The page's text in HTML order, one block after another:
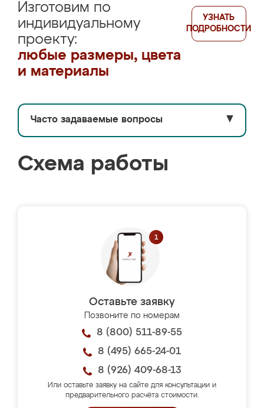
Изготовим по
индивидуальному
проекту:
любые размеры, цвета
и материалы
УЗНАТЬ
ПОДРОБНОСТИ
Часто задаваемые вопросы ▼
Схема работы
Оставьте заявку
Позвоните по номерам
8 (800) 511-89-55
8 (495) 665-24-01
8 (926) 409-68-13
Или оставьте заявку на сайте для консультации и
предварительного расчёта стоимости.